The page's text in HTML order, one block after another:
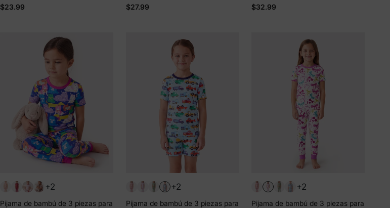
pequeños (ajustado), color
$23.99
para niñas pequeñas (ajuste
$27.99
multicolor
$32.99
+2
Pijama de bambú de 3 piezas para
+2
Pijama de bambú de 3 piezas para
+2
Pijama de bambú de 3 piezas para